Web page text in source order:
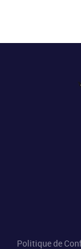
Politique de